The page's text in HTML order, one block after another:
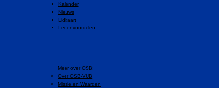
Kalender
Nieuws
Lidkaart
Ledenvoordelen
​Meer over OSB:
Over OSB-VUB
Missie en Waarden